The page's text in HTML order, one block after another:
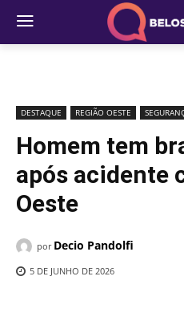
DESTAQUE REGIÃO OESTE
Homem tem
após acidente
Oeste
por Decio Pandolfi
5 DE JUNHO DE 2026